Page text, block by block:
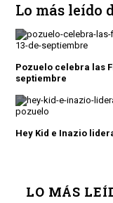
Lo más leído
Pozuelo celebra las
septiembre
Hey Kid e Inazio
LO MÁS